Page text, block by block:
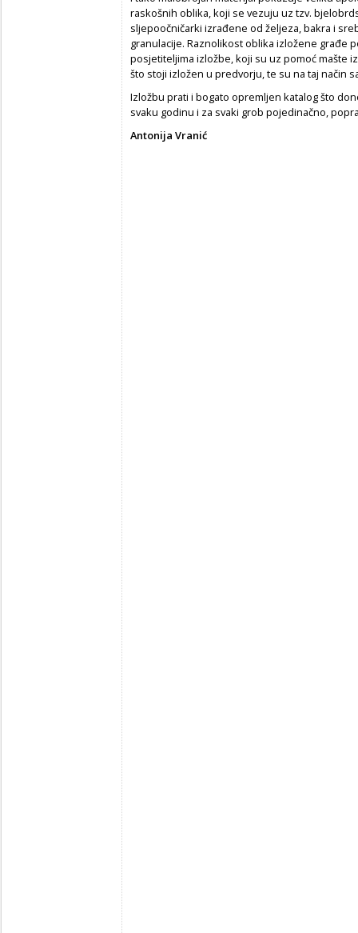
raskošnih oblika, koji se vezuju uz tzv.
sljepoočničarki izrađene od željeza, bakra i
granulacije. Raznolikost oblika izložene građe
posjetiteljima izložbe, koji su uz pomoć mašte
što stoji izložen u predvorju, te su na taj način
Izložbu prati i bogato opremljen katalog što
svaku godinu i za svaki grob pojedinačno,
Antonija Vranić